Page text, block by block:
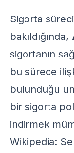
Sigorta
bakıldığında,
sigortanın
bu sürece
bulunduğu
bir sigorta
indirmek
Wikipedia: